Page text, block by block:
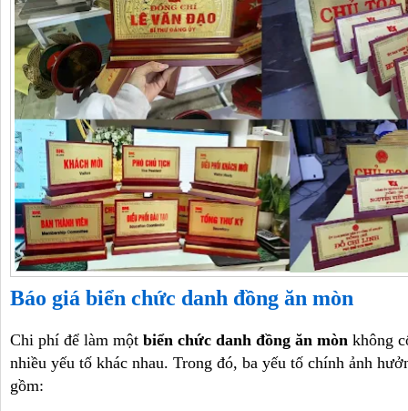
Báo giá biển chức danh đồng ăn mòn
Chi phí để làm một biển chức danh đồng ăn mòn không
nhiều yếu tố khác nhau. Trong đó, ba yếu tố chính ảnh
gồm: